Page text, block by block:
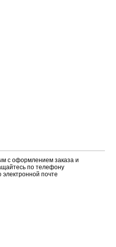
с оформлением заказа и
по телефону
электронной почте